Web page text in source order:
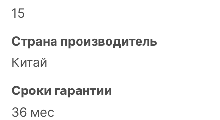
15
Страна производитель
Китай
Сроки гарантии
36 мес